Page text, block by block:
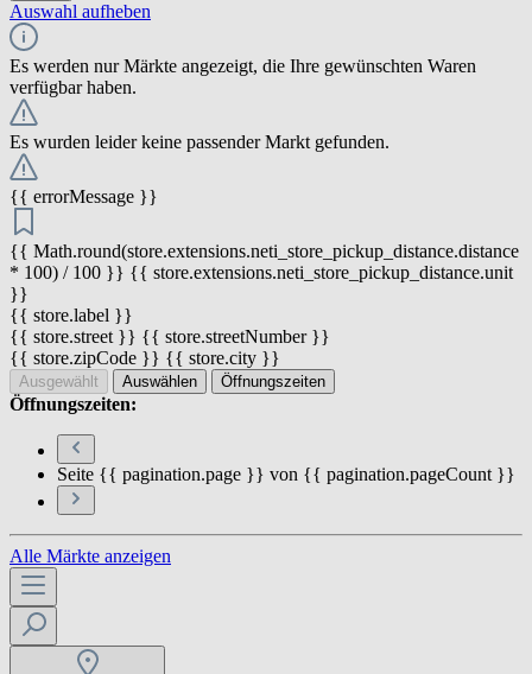
Auswahl aufheben
Es werden nur Märkte angezeigt, die Ihre gewünschten Waren
verfügbar haben.
Es wurden leider keine passender Markt gefunden.
{{ errorMessage }}
{{ Math.round(store.extensions.neti_store_pickup_distance.distance
* 100) / 100 }} {{ store.extensions.neti_store_pickup_distance.unit
}}
{{ store.label }}
{{ store.street }} {{ store.streetNumber }}
{{ store.zipCode }} {{ store.city }}
Ausgewählt Auswählen Öffnungszeiten
Öffnungszeiten:
Seite {{ pagination.page }} von {{ pagination.pageCount }}
Alle Märkte anzeigen